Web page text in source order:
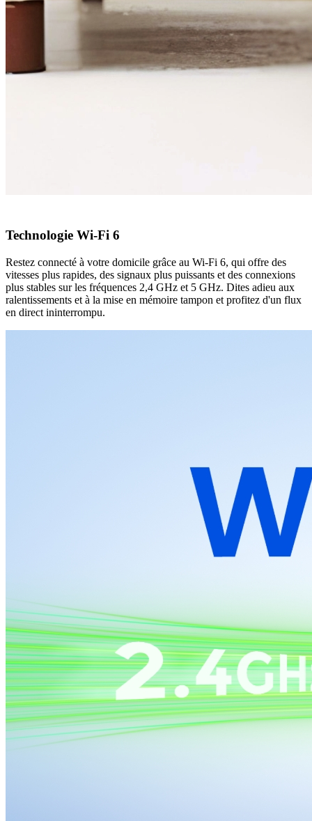
Technologie Wi-Fi 6
Restez connecté à votre domicile grâce au Wi-Fi 6, qui offre des
vitesses plus rapides, des signaux plus puissants et des connexions
plus stables sur les fréquences 2,4 GHz et 5 GHz. Dites adieu aux
ralentissements et à la mise en mémoire tampon et profitez d'un flux
en direct ininterrompu.